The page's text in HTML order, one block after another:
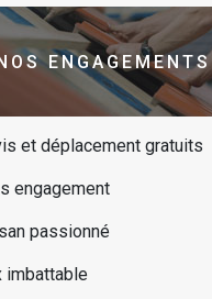
ENGAGEMENTS
et déplacement gratuits
engagement
passionné
imbattable